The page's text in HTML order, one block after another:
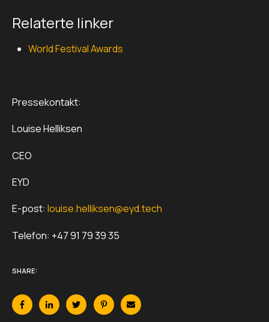
Relaterte linker
World Festival Awards
Pressekontakt:
Louise Helliksen
CEO
EYD
E-post: louise.helliksen@eyd.tech
Telefon: +47 91 79 39 35
SHARE: